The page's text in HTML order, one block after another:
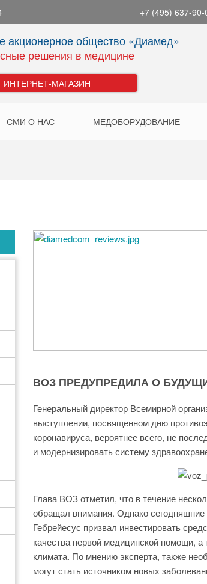
+7 (495) 637-
акционерное общество «Диамед»
решения в медицине
ИНТЕРНЕТ-МАГАЗИН
СМИ О НАС МЕДОБОРУДОВАНИЕ
ВОЗ ПРЕДУПРЕДИЛА О
Генеральный директор Всемирной
выступлении, посвященном дню
коронавируса, вероятнее всего, не
и модернизировать систему
Глава ВОЗ отметил, что в течение
обращал внимания. Однако сегодняшние
Гебрейесус призвал инвестировать
качества первой медицинской помощи,
климата. По мнению эксперта, также
могут стать источником новых